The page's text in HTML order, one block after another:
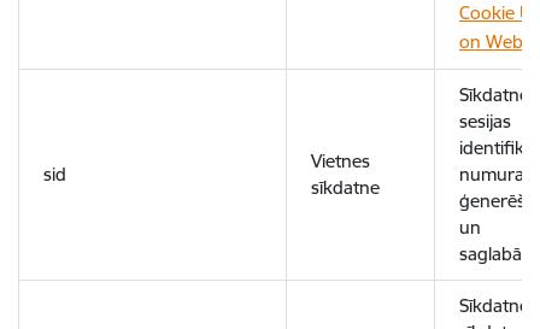
Cookie
on
sid
Vietnes
sīkdatne
Sīkdatne
sesijas
numura
un
Sīkdatne